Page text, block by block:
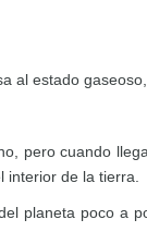
al estado
pero cuando
de la tierra.
planeta poco a